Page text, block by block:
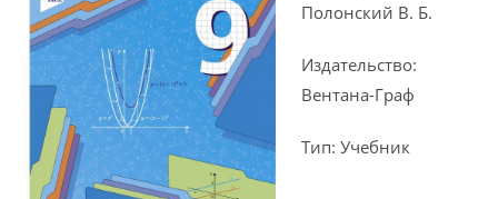
Полонский В. Б.
Издательство:
Вентана-Граф
Тип: Учебник